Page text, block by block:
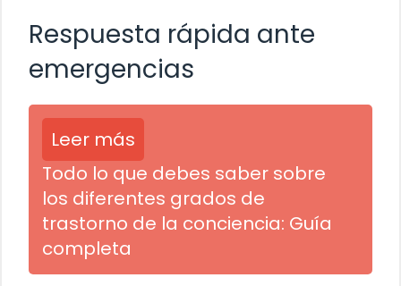
Respuesta rápida ante
emergencias
Leer más
Todo lo que debes saber sobre
los diferentes grados de
trastorno de la conciencia: Guía
completa